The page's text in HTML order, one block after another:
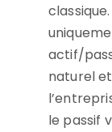
actif/
naturel
le passif